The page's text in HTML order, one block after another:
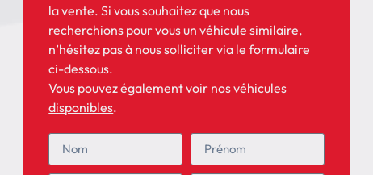
la vente. Si vous souhaitez que nous
recherchions pour vous un véhicule similaire,
n’hésitez pas à nous solliciter via le formulaire
ci-dessous.
Vous pouvez égalementvoir nos véhicules
disponibles.